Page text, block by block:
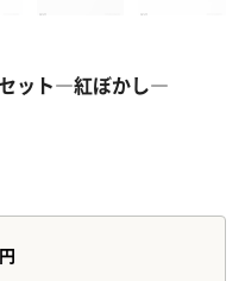
ット―紅ぼかし―